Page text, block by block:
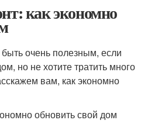
как экономно
очень полезным, если
но не хотите тратить много
вам, как экономно
обновить свой дом